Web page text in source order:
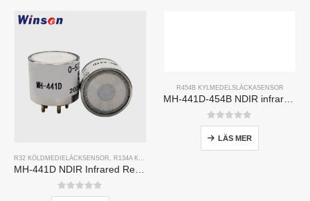
R32 KÖLDMEDIELÄCKSENSOR R134A KYLMEDELSLÄCKASENSOR
0av 5
R454B KYLMEDELSLÄCKASENSOR
0av 5
LÄS MER